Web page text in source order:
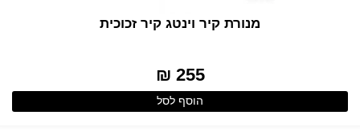
מנורת קיר וינטג קיר זכוכית
255 ₪
הוסף לסל